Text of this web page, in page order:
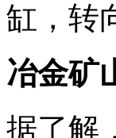
缸，转
冶金矿
据了解